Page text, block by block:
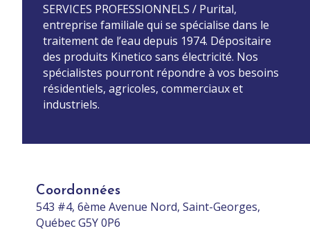
SERVICES PROFESSIONNELS / Purital,
entreprise familiale qui se spécialise dans le
traitement de l’eau depuis 1974. Dépositaire
des produits Kinetico sans électricité. Nos
spécialistes pourront répondre à vos besoins
résidentiels, agricoles, commerciaux et
industriels.
Coordonnées
543 #4, 6ème Avenue Nord, Saint-Georges,
Québec G5Y 0P6